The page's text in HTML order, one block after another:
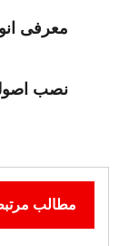
معرفی
نصب
مطالب